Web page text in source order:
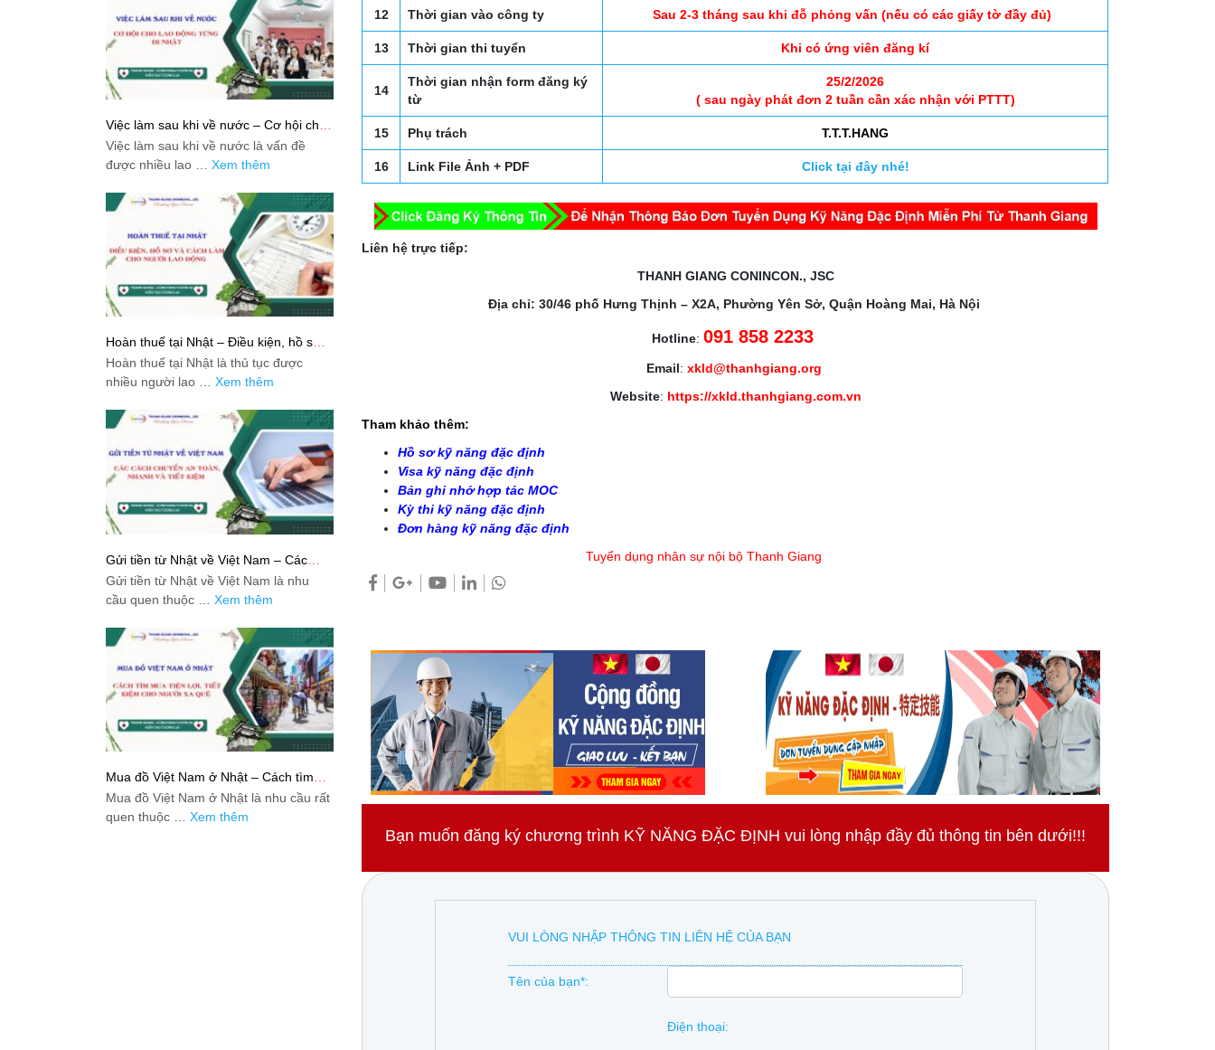
12 Thời gian vào công ty Sau 2-3 tháng sau khi đỗ phỏng vấn (nếu có các giấy tờ đầy đủ)
13 Thời gian thi tuyển Khi có ứng viên đăng kí
14
Thời gian nhận form đăng ký
từ
25/2/2026
( sau ngày phát đơn 2 tuần cần xác nhận với PTTT)
15 Phụ trách T.T.T.HANG
16 Link File Ảnh + PDF Click tại đây nhé!
Liên hệ trực tiếp:
THANH GIANG CONINCON., JSC
Địa chỉ: 30/46 phố Hưng Thịnh – X2A, Phường Yên Sở, Quận Hoàng Mai, Hà Nội
Hotline:091 858 2233
Email: xkld@thanhgiang.org
Website: https://xkld.thanhgiang.com.vn
Tham khảo thêm:
Hồ sơ kỹ năng đặc định
Visa kỹ năng đặc định
Bản ghi nhớ hợp tác MOC
Kỳ thi kỹ năng đặc định
Đơn hàng kỹ năng đặc định
Tuyển dụng nhân sự nội bộ Thanh Giang
Bạn muốn đăng ký chương trình KỸ NĂNG ĐẶC ĐỊNH vui lòng nhập đầy đủ thông tin bên dưới!!!
VUI LÒNG NHẬP THÔNG TIN LIÊN HỆ CỦA BẠN
Tên của bạn*:
Điện thoại:
Việc làm sau khi về nước – Cơ hội cho
lao động từng đi Nhật
Việc làm sau khi về nước là vấn đề
được nhiều lao … Xem thêm
Hoàn thuế tại Nhật – Điều kiện, hồ sơ
và cách làm cho người lao động
Hoàn thuế tại Nhật là thủ tục được
nhiều người lao … Xem thêm
Gửi tiền từ Nhật về Việt Nam – Các
cách chuyển an toàn, nhanh và tiết
kiệm
Gửi tiền từ Nhật về Việt Nam là nhu
cầu quen thuộc … Xem thêm
Mua đồ Việt Nam ở Nhật – Cách tìm
mua tiện lợi, tiết kiệm cho người xa quê
Mua đồ Việt Nam ở Nhật là nhu cầu rất
quen thuộc … Xem thêm